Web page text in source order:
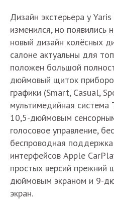
Дизайн экстерьера у
изменился, но появились
новый дизайн колёсных
салоне актуальны для
положен большой
дюймовый щиток
графики (Smart, Casual,
мультимедийная
10,5-дюймовым
голосовое управление,
беспроводная
интерфейсов Apple
простых версий прежний
дюймовым экраном и 9-
экран.